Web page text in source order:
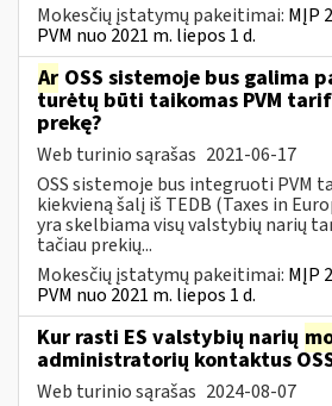
Mokesčių įstatymų pakeitimai: MĮP
PVM nuo 2021 m. liepos 1 d.
Ar OSS sistemoje bus galima
turėtų būti taikomas PVM
prekę?
Web turinio sąrašas 2021-06-17
OSS sistemoje bus integruoti PVM
kiekvieną šalį iš TEDB (Taxes in
yra skelbiama visų valstybių narių
tačiau prekių...
Mokesčių įstatymų pakeitimai: MĮP
PVM nuo 2021 m. liepos 1 d.
Kur rasti ES valstybių narių
administratorių kontaktus
Web turinio sąrašas 2024-08-07